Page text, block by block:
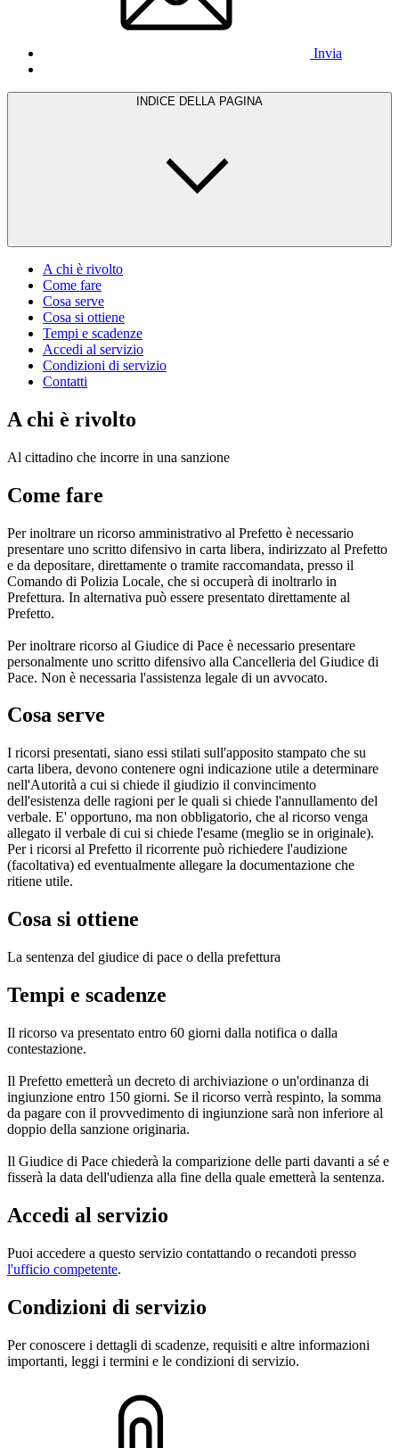
Invia
INDICE DELLA PAGINA
A chi è rivolto
Come fare
Cosa serve
Cosa si ottiene
Tempi e scadenze
Accedi al servizio
Condizioni di servizio
Contatti
A chi è rivolto
Al cittadino che incorre in una sanzione
Come fare
Per inoltrare un ricorso amministrativo al Prefetto è necessario
presentare uno scritto difensivo in carta libera, indirizzato al Prefetto
e da depositare, direttamente o tramite raccomandata, presso il
Comando di Polizia Locale, che si occuperà di inoltrarlo in
Prefettura. In alternativa può essere presentato direttamente al
Prefetto.
Per inoltrare ricorso al Giudice di Pace è necessario presentare
personalmente uno scritto difensivo alla Cancelleria del Giudice di
Pace. Non è necessaria l'assistenza legale di un avvocato.
Cosa serve
I ricorsi presentati, siano essi stilati sull'apposito stampato che su
carta libera, devono contenere ogni indicazione utile a determinare
nell'Autorità a cui si chiede il giudizio il convincimento
dell'esistenza delle ragioni per le quali si chiede l'annullamento del
verbale. E' opportuno, ma non obbligatorio, che al ricorso venga
allegato il verbale di cui si chiede l'esame (meglio se in originale).
Per i ricorsi al Prefetto il ricorrente può richiedere l'audizione
(facoltativa) ed eventualmente allegare la documentazione che
ritiene utile.
Cosa si ottiene
La sentenza del giudice di pace o della prefettura
Tempi e scadenze
Il ricorso va presentato entro 60 giorni dalla notifica o dalla
contestazione.
Il Prefetto emetterà un decreto di archiviazione o un'ordinanza di
ingiunzione entro 150 giorni. Se il ricorso verrà respinto, la somma
da pagare con il provvedimento di ingiunzione sarà non inferiore al
doppio della sanzione originaria.
Il Giudice di Pace chiederà la comparizione delle parti davanti a sé e
fisserà la data dell'udienza alla fine della quale emetterà la sentenza.
Accedi al servizio
Puoi accedere a questo servizio contattando o recandoti presso
l'ufficio competente.
Condizioni di servizio
Per conoscere i dettagli di scadenze, requisiti e altre informazioni
importanti, leggi i termini e le condizioni di servizio.